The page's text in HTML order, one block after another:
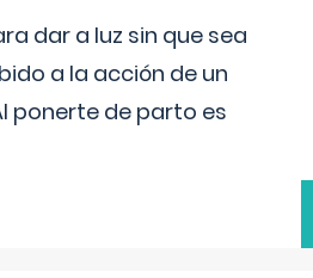
dar a luz sin que sea
a la acción de un
ponerte de parto es